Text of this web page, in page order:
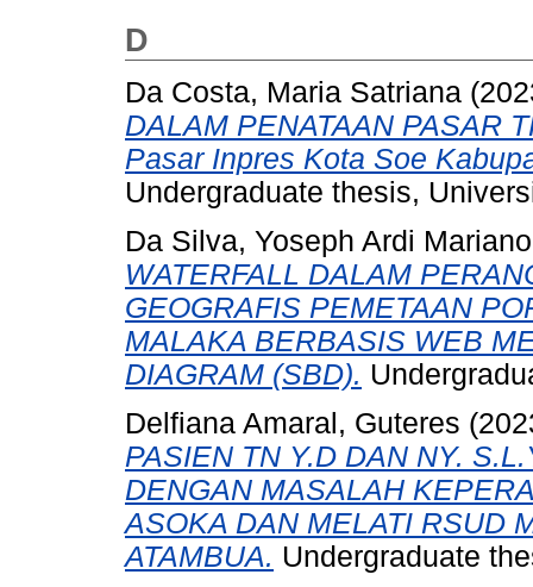
D
Da Costa, Maria Satriana
DALAM PENATAAN PASAR
Pasar Inpres Kota Soe
Undergraduate thesis,
Da Silva, Yoseph Ardi Mariano
WATERFALL DALAM
GEOGRAFIS PEMETAAN
MALAKA BERBASIS WEB
DIAGRAM (SBD).
Delfiana Amaral, Guteres
PASIEN TN Y.D DAN NY.
DENGAN MASALAH
ASOKA DAN MELATI RSUD
ATAMBUA. Undergraduate